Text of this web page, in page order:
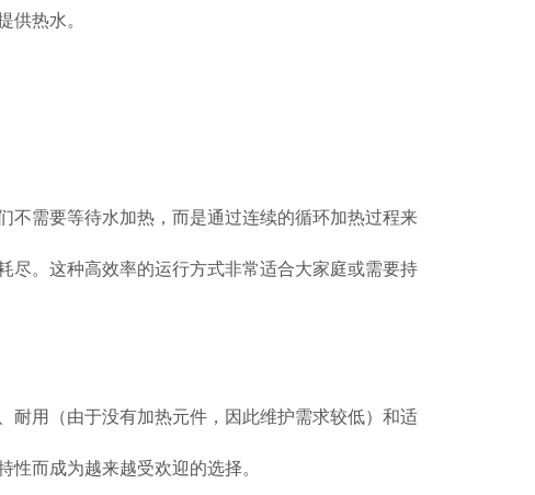
供热水。
不需要等待水加热，而是通过连续的循环加热过程来
尽。这种高效率的运行方式非常适合大家庭或需要持
耐用（由于没有加热元件，因此维护需求较低）和适
而成为越来越受欢迎的选择。